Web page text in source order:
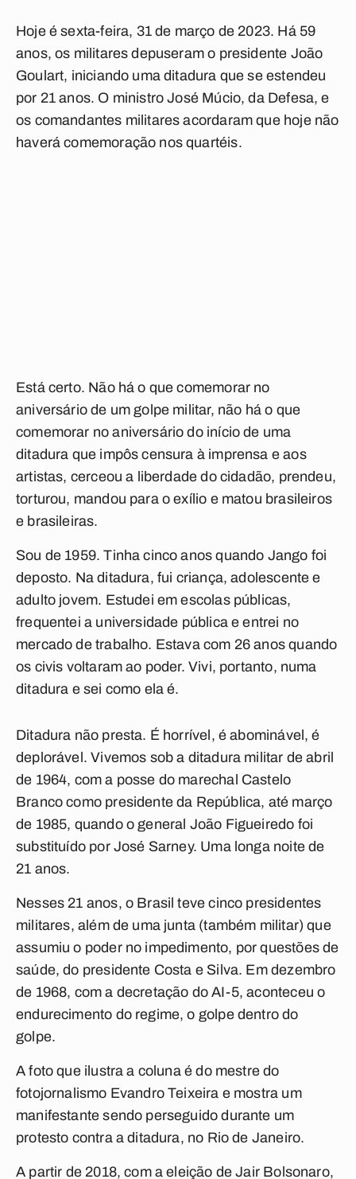
Hoje é sexta-feira, 31 de março de 2023. Há 59
anos, os militares depuseram o presidente João
Goulart, iniciando uma ditadura que se estendeu
por 21 anos. O ministro José Múcio, da Defesa, e
os comandantes militares acordaram que hoje não
haverá comemoração nos quartéis.
Está certo. Não há o que comemorar no
aniversário de um golpe militar, não há o que
comemorar no aniversário do início de uma
ditadura que impôs censura à imprensa e aos
artistas, cerceou a liberdade do cidadão, prendeu,
torturou, mandou para o exílio e matou brasileiros
e brasileiras.
Sou de 1959. Tinha cinco anos quando Jango foi
deposto. Na ditadura, fui criança, adolescente e
adulto jovem. Estudei em escolas públicas,
frequentei a universidade pública e entrei no
mercado de trabalho. Estava com 26 anos quando
os civis voltaram ao poder. Vivi, portanto, numa
ditadura e sei como ela é.
Ditadura não presta. É horrível, é abominável, é
deplorável. Vivemos sob a ditadura militar de abril
de 1964, com a posse do marechal Castelo
Branco como presidente da República, até março
de 1985, quando o general João Figueiredo foi
substituído por José Sarney. Uma longa noite de
21 anos.
Nesses 21 anos, o Brasil teve cinco presidentes
militares, além de uma junta (também militar) que
assumiu o poder no impedimento, por questões de
saúde, do presidente Costa e Silva. Em dezembro
de 1968, com a decretação do AI-5, aconteceu o
endurecimento do regime, o golpe dentro do
golpe.
A foto que ilustra a coluna é do mestre do
fotojornalismo Evandro Teixeira e mostra um
manifestante sendo perseguido durante um
protesto contra a ditadura, no Rio de Janeiro.
A partir de 2018, com a eleição de Jair Bolsonaro,